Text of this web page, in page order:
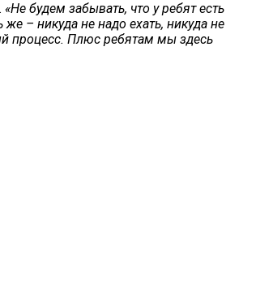
«Не будем забывать, что у ребят есть
– никуда не надо ехать, никуда не
процесс. Плюс ребятам мы здесь